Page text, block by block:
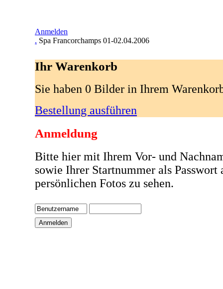
Anmelden
. Spa Francorchamps 01-02.04.2006
Ihr Warenkorb
Sie haben 0 Bilder in Ihrem
Bestellung ausführen
Anmeldung
Bitte hier mit Ihrem Vor- und
sowie Ihrer Startnummer als Passwort
persönlichen Fotos zu sehen.